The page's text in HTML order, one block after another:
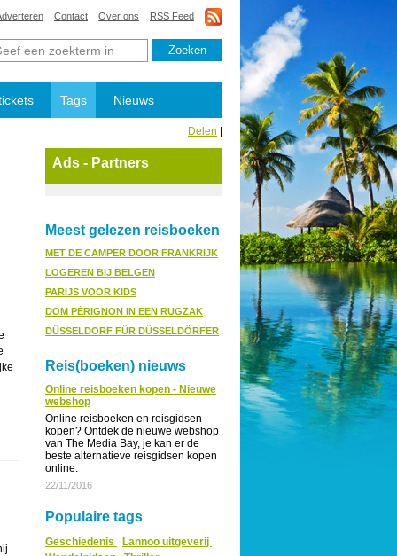
Contact Over ons RSS Feed
Tags Nieuws
Delen
Ads - Partners
Meest gelezen reisboeken
MET DE CAMPER DOOR FRANKRIJK
LOGEREN BIJ BELGEN
PARIJS VOOR KIDS
DOM PÉRIGNON IN EEN RUGZAK
DÜSSELDORF FÜR DÜSSELDÖRFER
Reis(boeken) nieuws
Online reisboeken kopen - Nieuwe
webshop
Online reisboeken en reisgidsen
kopen? Ontdek de nieuwe webshop
van The Media Bay, je kan er de
beste alternatieve reisgidsen kopen
online.
22/11/2016
Populaire tags
Geschiedenis
Lannoo uitgeverij